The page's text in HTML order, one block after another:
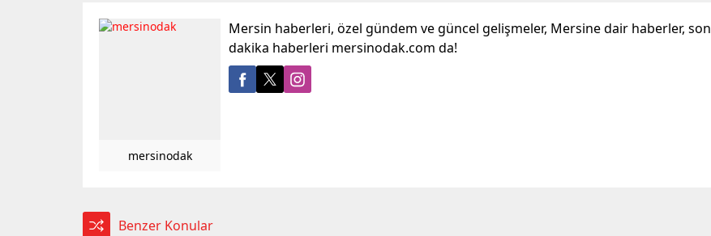
mersinodak
Mersin haberleri, özel gündem ve güncel gelişmeler, Mersine dair haberler, son
dakika haberleri mersinodak.com da!
Benzer Konular